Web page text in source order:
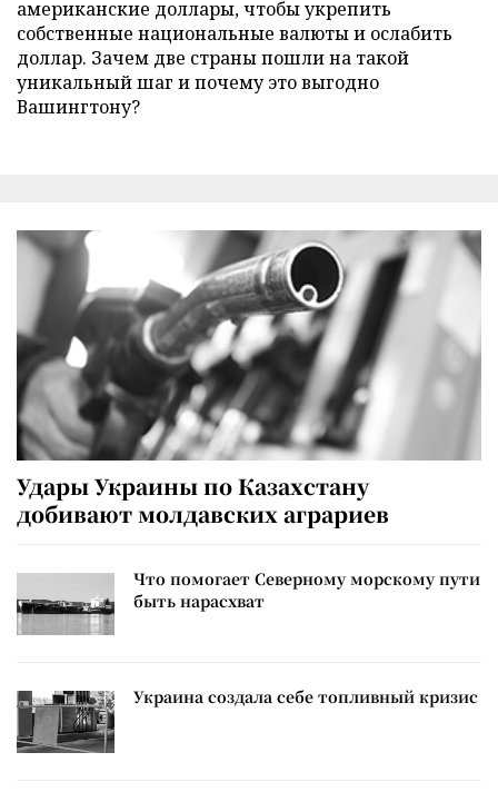
американские доллары, чтобы укрепить
собственные национальные валюты и ослабить
доллар. Зачем две страны пошли на такой
уникальный шаг и почему это выгодно
Вашингтону?
Удары Украины по Казахстану
добивают молдавских аграриев
Что помогает Северному морскому пути
быть нарасхват
Украина создала себе топливный кризис